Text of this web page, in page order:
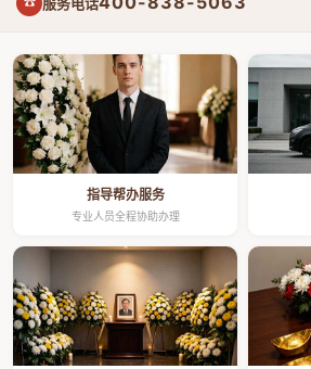
指导帮办服务
专业人员全程协助办理